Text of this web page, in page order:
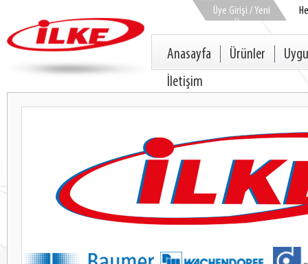
Üye Girişi / Yeni
Üye
Anasayfa Ürünler
İletişim